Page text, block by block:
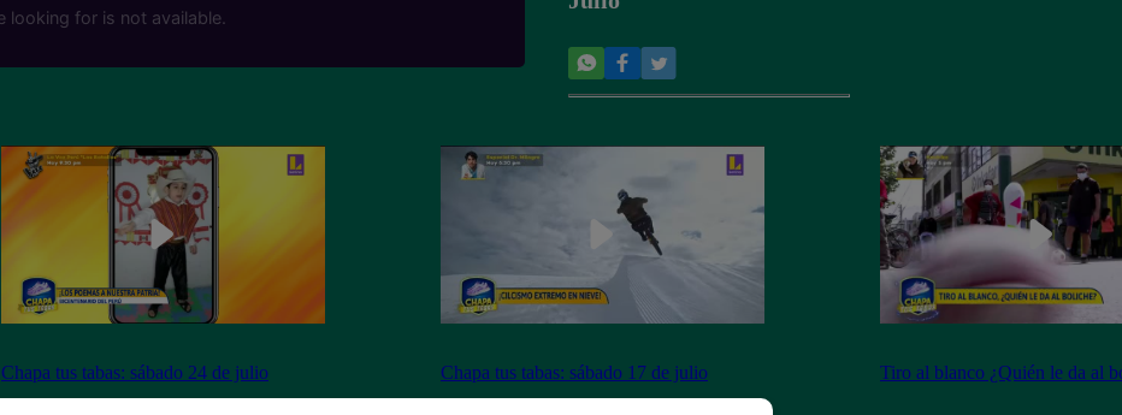
Chapa tus tabas: sábado 24 de julio Chapa tus tabas: sábado 17 de julio Tiro al blanco ¿Quién le da al